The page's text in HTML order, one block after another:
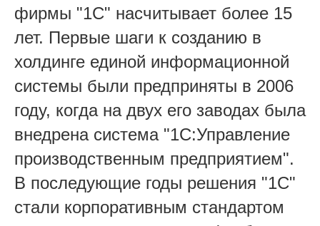
фирмы "1С" насчитывает более 15
лет. Первые шаги к созданию в
холдинге единой информационной
системы были предприняты в 2006
году, когда на двух его заводах была
внедрена система "1С:Управление
производственным предприятием".
В последующие годы решения "1С"
стали корпоративным стандартом